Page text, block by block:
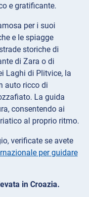
e gratificante.
per i suoi
e le spiagge
storiche di
di Zara o di
Laghi di Plitvice, la
auto ricco di
La guida
consentendo ai
al proprio ritmo.
verificate se avete
per guidare
in Croazia.